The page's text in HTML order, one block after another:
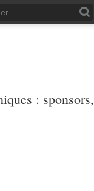
: sponsors,